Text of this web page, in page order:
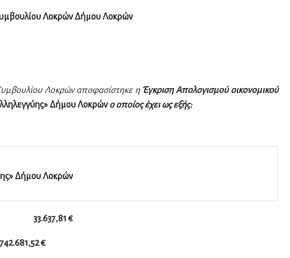
Λοκρών Δήμου Λοκρών
Λοκρών αποφασίστηκε η Έγκριση Απολογισμού οικονομικού
Δήμου Λοκρώνο οποίος έχει ως εξής:
Δήμου Λοκρών
33.637,81 €
42.681,52€